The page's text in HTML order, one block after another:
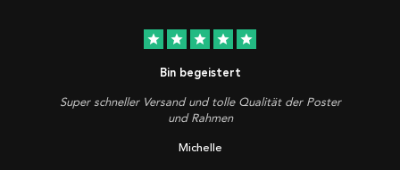
star star star star star
Bin begeistert
Super schneller Versand und tolle Qualität der Poster
und Rahmen
Michelle